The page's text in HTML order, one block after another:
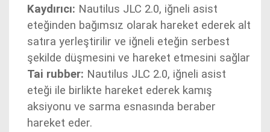
Kaydırıcı: Nautilus JLC 2.0, iğneli asist
eteğinden bağımsız olarak hareket ederek alt
satıra yerleştirilir ve iğneli eteğin serbest
şekilde düşmesini ve hareket etmesini sağlar
Tai rubber: Nautilus JLC 2.0, iğneli asist
eteği ile birlikte hareket ederek kamış
aksiyonu ve sarma esnasında beraber
hareket eder.